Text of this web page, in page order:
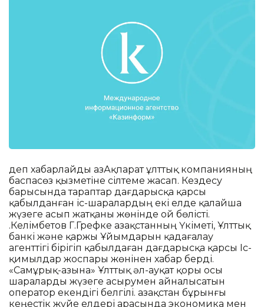
деп хабарлайды ҚазАқпарат ұлттық компанияның
баспасөз қызметіне сілтеме жасап. Кездесу
барысында тараптар дағдарысқа қарсы
қабылданған іс-шаралардың екі елде қалайша
жүзеге асып жатқаны жөнінде ой бөлісті.
Қ.Келімбетов Г.Грефке Қазақстанның Үкіметі, Ұлттық
банкі және қаржы Ұйымдарын қадағалау
агенттігі бірігіп қабылдаған дағдарысқа қарсы Іс-
қимылдар жоспары жөнінен хабар берді.
«Самұрық-Қазына» Ұлттық әл-ауқат қоры осы
шараларды жүзеге асырумен айналысатын
оператор екендігі белгілі. Қазақстан бұрынғы
кеңестік жүйе елдері арасында экономика мен